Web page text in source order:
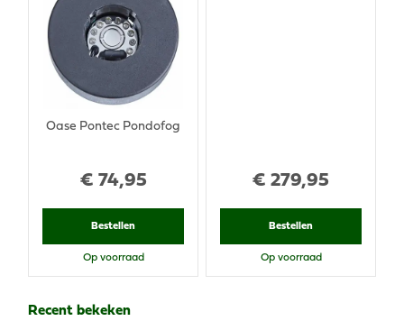
€ 74,95
Oase Pontec Pondofog
Bestellen
Op voorraad
€ 279,95
Bestellen
Op voorraad
Recent bekeken